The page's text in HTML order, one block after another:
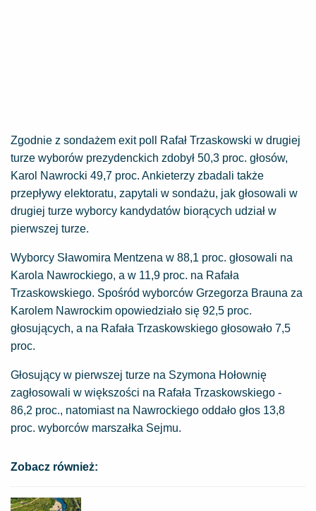
Zgodnie z sondażem exit poll Rafał Trzaskowski w drugiej
turze wyborów prezydenckich zdobył 50,3 proc. głosów,
Karol Nawrocki 49,7 proc. Ankieterzy zbadali także
przepływy elektoratu, zapytali w sondażu, jak głosowali w
drugiej turze wyborcy kandydatów biorących udział w
pierwszej turze.
Wyborcy Sławomira Mentzena w 88,1 proc. głosowali na
Karola Nawrockiego, a w 11,9 proc. na Rafała
Trzaskowskiego. Spośród wyborców Grzegorza Brauna za
Karolem Nawrockim opowiedziało się 92,5 proc.
głosujących, a na Rafała Trzaskowskiego głosowało 7,5
proc.
Głosujący w pierwszej turze na Szymona Hołownię
zagłosowali w większości na Rafała Trzaskowskiego -
86,2 proc., natomiast na Nawrockiego oddało głos 13,8
proc. wyborców marszałka Sejmu.
Zobacz również: